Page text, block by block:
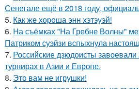
Сенегале ещё в 2018 году,
5. Как же хороша энн хэтэуэй!
6. На съёмках "На Гребне Волны"
Патриком суэйзи вспыхнула
7. Российские дзюдоисты
турнирах в Азии и Европе.
8. Это вам не игрушки!